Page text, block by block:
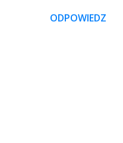
ODPOWIEDZ